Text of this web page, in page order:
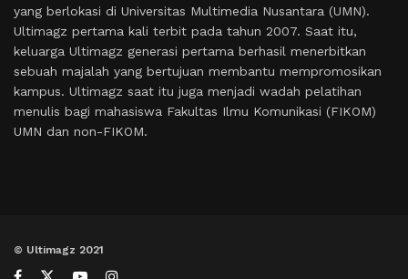
yang berlokasi di Universitas Multimedia Nusantara (UMN).
Ultimagz pertama kali terbit pada tahun 2007. Saat itu,
keluarga Ultimagz generasi pertama berhasil menerbitkan
sebuah majalah yang bertujuan membantu mempromosikan
kampus. Ultimagz saat itu juga menjadi wadah pelatihan
menulis bagi mahasiswa Fakultas Ilmu Komunikasi (FIKOM)
UMN dan non-FIKOM.
© Ultimagz 2021